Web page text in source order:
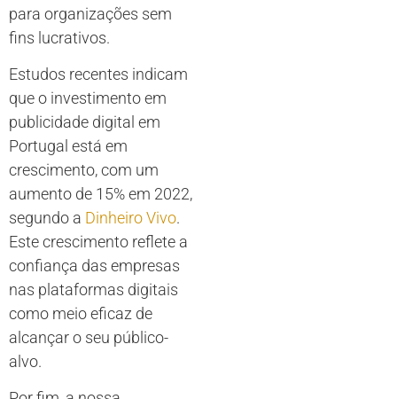
para organizações sem
fins lucrativos.
Estudos recentes indicam
que o investimento em
publicidade digital em
Portugal está em
crescimento, com um
aumento de 15% em 2022,
segundo a Dinheiro Vivo.
Este crescimento reflete a
confiança das empresas
nas plataformas digitais
como meio eficaz de
alcançar o seu público-
alvo.